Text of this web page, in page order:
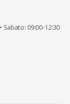
Sabato: 09:00-12:30